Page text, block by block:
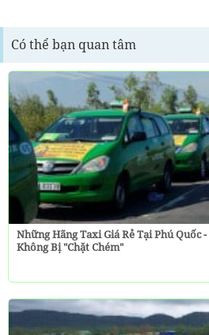
Những Hãng Taxi Giá Rẻ Tại Phú Quốc -